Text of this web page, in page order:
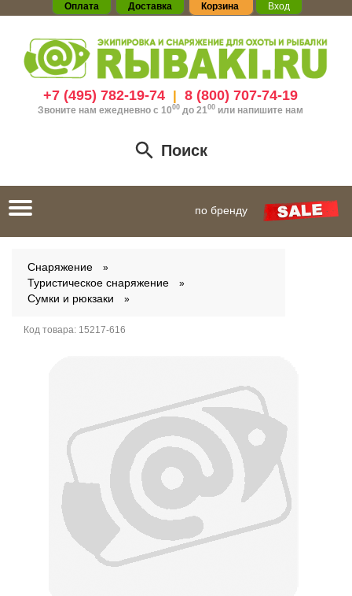
Оплата Доставка Корзина Вход
+7 (495) 782-19-74| 8 (800) 707-74-19
Звоните нам ежедневно с 1000до 21 00 или напишите нам
Поиск
Toggle
navigation
по бренду
Снаряжение
Туристическое снаряжение
Сумки и рюкзаки
Код товара: 15217-616